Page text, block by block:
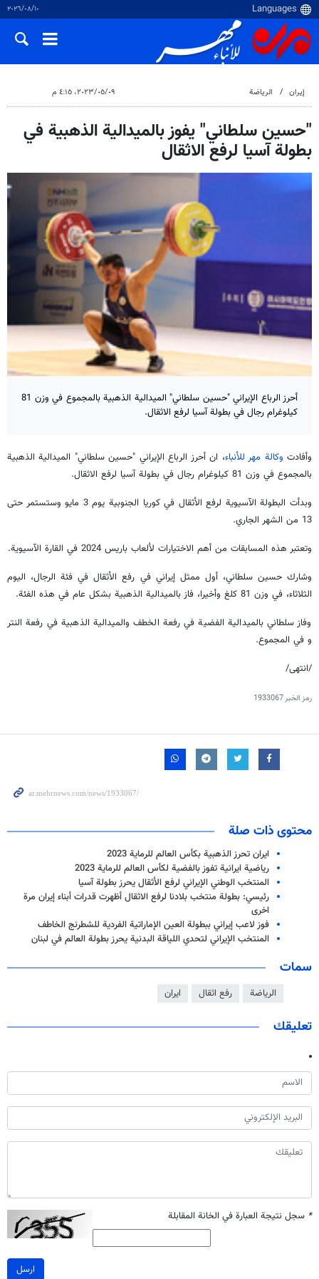
١٠‏/٠٨‏/٢٠٢٦
إيران الرياضة ٠٩‏/٠٥‏/٢٠٢٣، ٤:١٥ م
"حسين سلطاني" يفوز بالميدالية الذهبية في
بطولة آسيا لرفع الاثقال
أحرز الرباع الإيراني "حسين سلطاني" الميدالية الذهبیة بالمجموع في وزن 81
كيلوغرام رجال في بطولة آسيا لرفع الاثقال.
وأفادت وكالة مهر للأنباء، ان أحرز الرباع الإيراني "حسين سلطاني" الميدالية الذهبیة
بالمجموع في وزن 81 كيلوغرام رجال في بطولة آسيا لرفع الاثقال.
وبدأت البطولة الآسيوية لرفع الأثقال في كوريا الجنوبية يوم 3 مايو وستستمر حتى
13 من الشهر الجاري.
وتعتبر هذه المسابقات من أهم الاختيارات لألعاب باريس 2024 في القارة الآسيوية.
وشارك حسين سلطاني، أول ممثل إيراني في رفع الأثقال في فئة الرجال، اليوم
الثلاثاء، في وزن 81 كلغ وأخيرا، فاز بالميدالية الذهبية بشكل عام في هذه الفئة.
وفاز سلطاني بالميدالية الفضية في رفعة الخطف والميدالية الذهبية في رفعة النتر
و في المجموع.
/انتهی/
رمز الخبر1933067
محتوى ذات صلة
ايران تحرز الذهبية بكأس العالم للرماية 2023
رياضية ايرانية تفوز بالفضية لكأس العالم للرماية 2023
المنتخب الوطني الإيراني لرفع الأثقال يحرز بطولة آسيا
رئيسي: بطولة منتخب بلادنا لرفع الاثقال أظهرت قدرات أبناء إيران مرة
اخرى
فوز لاعب إيراني ببطولة العين الإماراتية الفردية للشطرنج الخاطف
المنتخب الإيراني لتحدي اللياقة البدنية يحرز بطولة العالم في لبنان
سمات
الرياضة رفع اثقال ايران
تعليقك
* سجل نتيجة العبارة في الخانة المقابلة
ارسل